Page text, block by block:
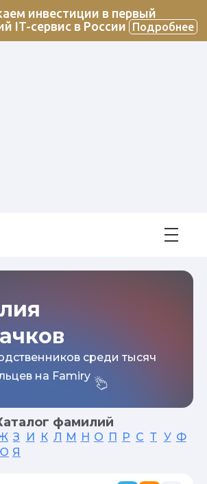
инвестиции в первый
IT-сервис в России
Подробнее
среди тысяч
на Famiry
фамилий
З И К Л М Н О П Р С Т У Ф
Я